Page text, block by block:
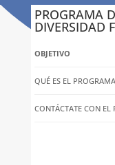
PROGRAMA
DIVERSIDAD
OBJETIVO
QUÉ ES EL
CONTÁCTATE CON EL